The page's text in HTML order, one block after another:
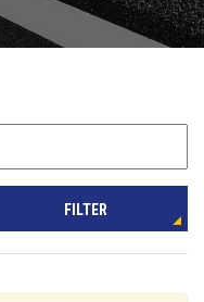
FILTER